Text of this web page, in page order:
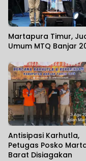
Martapura Timur,
Umum MTQ Banjar
Antisipasi Karhutla,
Petugas Posko
Barat Disiagakan